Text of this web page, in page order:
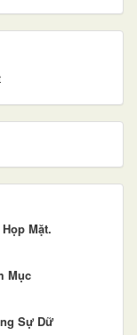
Mặt.
Mục
Sự Dữ